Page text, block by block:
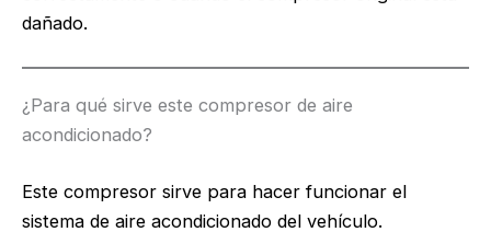
dañado.
¿Para qué sirve este compresor de aire
acondicionado?
Este compresor sirve para hacer funcionar el
sistema de aire acondicionado del vehículo.